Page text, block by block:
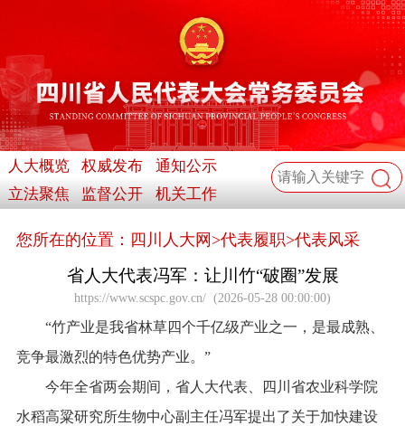
人大概览 权威发布
通知公示
立法聚焦
监督公开 机关工作
您所在的位置： 四川人大网 >代表履职>代表风采
省人大代表冯军：让川竹“破圈”发展
https://www.scspc.gov.cn/ (2026-05-28 00:00:00)
“竹产业是我省林草四个千亿级产业之一，是最成熟、
竞争最激烈的特色优势产业。”
今年全省两会期间，省人大代表、四川省农业科学院
水稻高粱研究所生物中心副主任冯军提出了关于加快建设